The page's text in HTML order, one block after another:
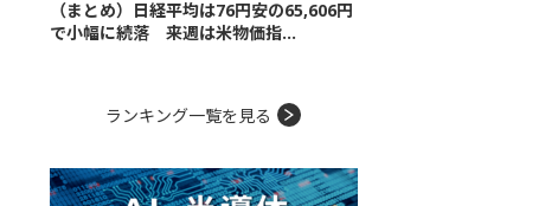
（まとめ）日経平均は76円安の65,606円
で小幅に続落 来週は米物価指...
ランキング一覧を見る